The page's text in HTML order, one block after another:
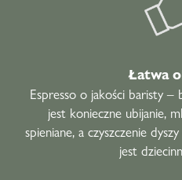
Łatwa
Espresso o jakości baristy–
jest konieczne ubijanie,
spieniane, a czyszczenie
jest